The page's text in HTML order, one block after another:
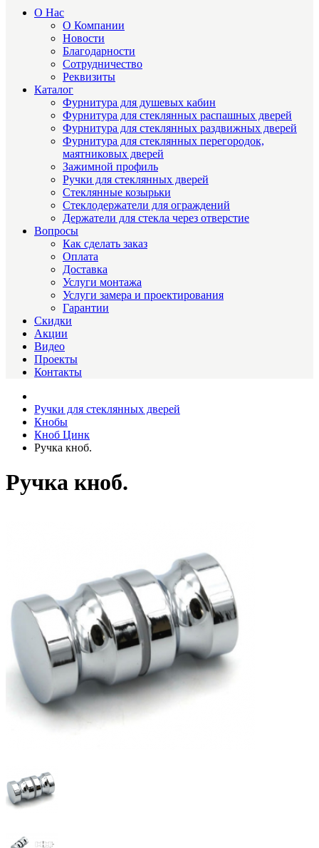
О Нас
О Компании
Новости
Благодарности
Сотрудничество
Реквизиты
Каталог
Фурнитура для душевых кабин
Фурнитура для стеклянных распашных дверей
Фурнитура для стеклянных раздвижных дверей
Фурнитура для стеклянных перегородок,
маятниковых дверей
Зажимной профиль
Ручки для стеклянных дверей
Стеклянные козырьки
Стеклодержатели для ограждений
Держатели для стекла через отверстие
Вопросы
Как сделать заказ
Оплата
Доставка
Услуги монтажа
Услуги замера и проектирования
Гарантии
Скидки
Акции
Видео
Проекты
Контакты
Ручки для стеклянных дверей
Кнобы
Кноб Цинк
Ручка кноб.
Ручка кноб.